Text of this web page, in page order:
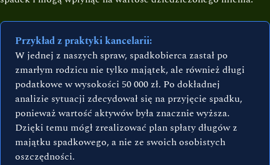
Przykład z praktyki kancelarii:
W jednej z naszych spraw, spadkobierca zastał po
zmarłym rodzicu nie tylko majątek, ale również długi
podatkowe w wysokości 50 000 zł. Po dokładnej
analizie sytuacji zdecydował się na przyjęcie spadku,
ponieważ wartość aktywów była znacznie wyższa.
Dzięki temu mógł zrealizować plan spłaty długów z
majątku spadkowego, a nie ze swoich osobistych
oszczędności.